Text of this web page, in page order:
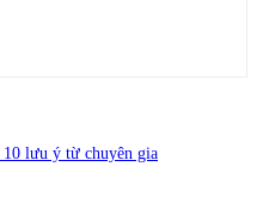
lưu ý từ chuyên gia